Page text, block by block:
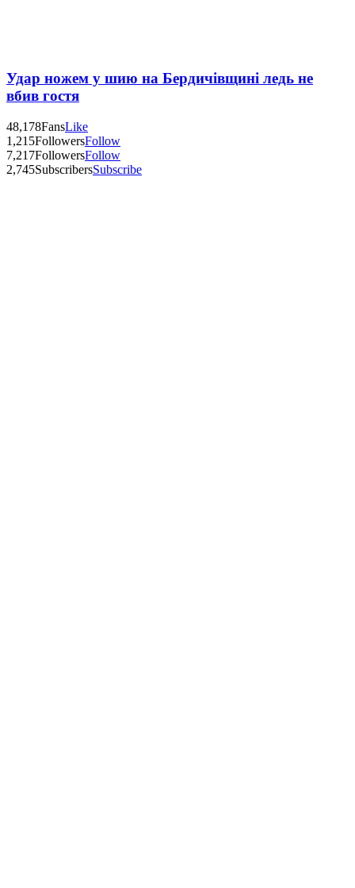
Удар ножем у шию на Бердичівщині ледь не
вбив гостя
48,178FansLike
1,215FollowersFollow
7,217FollowersFollow
2,745SubscribersSubscribe